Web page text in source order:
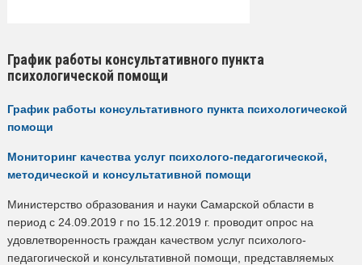
График работы консультативного пункта
психологической помощи
График работы консультативного пункта психологической
помощи
Мониторинг качества услуг психолого-педагогической,
методической и консультативной помощи
Министерство образования и науки Самарской области в
период с 24.09.2019 г по 15.12.2019 г. проводит опрос на
удовлетворенность граждан качеством услуг психолого-
педагогической и консультативной помощи, представляемых